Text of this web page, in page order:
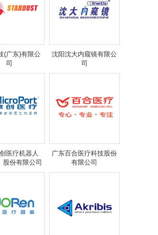
(广东)有限公
司
沈阳沈大内窥镜有限公
司
医疗机器人
股份有限公司
广东百合医疗科技股份
有限公司